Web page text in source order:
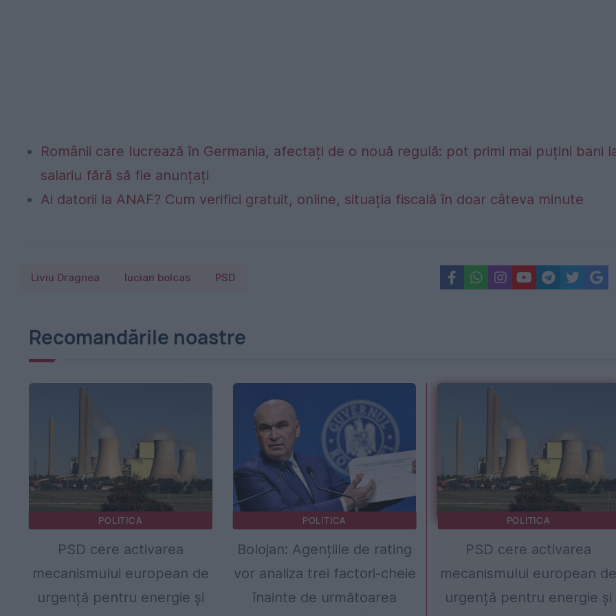
Românii care lucrează în Germania, afectați de o nouă regulă: pot primi mai puțini bani
salariu fără să fie anunțați
Ai datorii la ANAF? Cum verifici gratuit, online, situația fiscală în doar câteva minute
Liviu Dragnea lucian bolcas PSD
Recomandările noastre
POLITICA
PSD cere activarea
mecanismului european de
urgență pentru energie și
POLITICA
Bolojan: Agențiile de rating
vor analiza trei factori-cheie
înainte de următoarea
POLITICA
PSD cere activarea
mecanismului european
urgență pentru energie și